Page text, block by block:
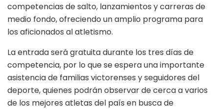
competencias de salto, lanzamientos y carreras de
medio fondo, ofreciendo un amplio programa para
los aficionados al atletismo.
La entrada será gratuita durante los tres días de
competencia, por lo que se espera una importante
asistencia de familias victorenses y seguidores del
deporte, quienes podrán observar de cerca a varios
de los mejores atletas del país en busca de